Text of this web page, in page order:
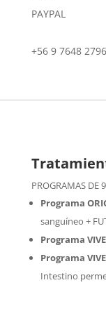
PAYPAL
+56 9 7648 2796
PROGRAMAS DE
Programa
sanguíneo +
Programa VIVE
Programa
Intestino